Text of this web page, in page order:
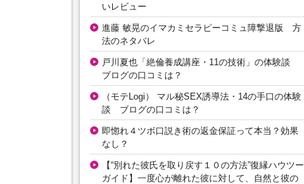
いレビュー
進藤 敏晃のイマカミセラピーコミュ障撃退版 方
法のネタバレ
戸川夏也「絶倫養成講座・11の技術」の体験談
ブログの口コミは？
（モテLogi） マル秘SEX誘導法・14の手口の体験
談 ブログの口コミは？
即惚れ４ツボ口説き術の返金保証って本当？効果
なし？
【“別れた彼氏を取り戻す１０の方法”復縁ハウツー
ガイド】一度心が離れた彼に対して、自然と彼の